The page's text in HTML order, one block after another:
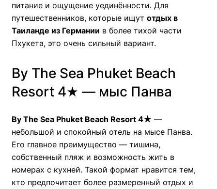
питание и ощущение уединённости. Для
путешественников, которые ищут отдых в
Таиланде из Германии в более тихой части
Пхукета, это очень сильный вариант.
By The Sea Phuket Beach
Resort 4★ — мыс Панва
By The Sea Phuket Beach Resort 4★ —
небольшой и спокойный отель на мысе Панва.
Его главное преимущество — тишина,
собственный пляж и возможность жить в
номерах с кухней. Такой формат нравится тем,
кто предпочитает более размеренный отдых и